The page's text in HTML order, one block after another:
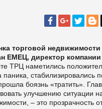
торговой недвижимости
ЕМЕЦ, директор
ТРЦ наметились
стабилизировались
боязнь «тратить».
улучшению ситуации
– это прозрачность